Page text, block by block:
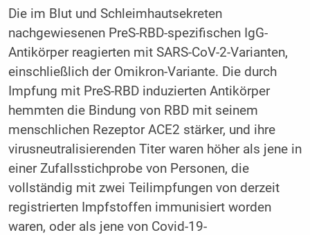
Die im Blut und Schleimhautsekreten
nachgewiesenen PreS-RBD-spezifischen IgG-
Antikörper reagierten mit SARS-CoV-2-Varianten,
einschließlich der Omikron-Variante. Die durch
Impfung mit PreS-RBD induzierten Antikörper
hemmten die Bindung von RBD mit seinem
menschlichen Rezeptor ACE2 stärker, und ihre
virusneutralisierenden Titer waren höher als jene in
einer Zufallsstichprobe von Personen, die
vollständig mit zwei Teilimpfungen von derzeit
registrierten Impfstoffen immunisiert worden
waren, oder als jene von Covid-19-